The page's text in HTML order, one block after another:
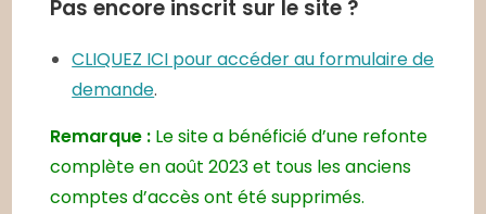
Pas encore inscrit sur le site ?
CLIQUEZ ICI pour accéder au formulaire de
demande.
Remarque : Le site a bénéficié d’une refonte
complète en août 2023 et tous les anciens
comptes d’accès ont été supprimés.